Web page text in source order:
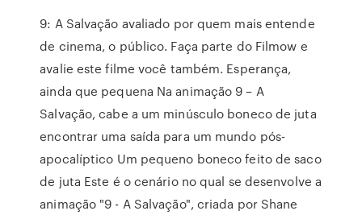
9: A Salvação avaliado por quem mais entende
de cinema, o público. Faça parte do Filmow e
avalie este filme você também. Esperança,
ainda que pequena Na animação 9 – A
Salvação, cabe a um minúsculo boneco de juta
encontrar uma saída para um mundo pós-
apocalíptico Um pequeno boneco feito de saco
de juta Este é o cenário no qual se desenvolve a
animação "9 - A Salvação", criada por Shane